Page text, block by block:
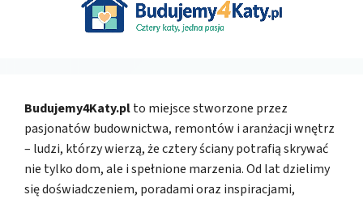
Budujemy4Katy.plto miejsce stworzone przez
pasjonatów budownictwa, remontów i aranżacji wnętrz
– ludzi, którzy wierzą, że cztery ściany potrafią skrywać
nie tylko dom, ale i spełnione marzenia. Od lat dzielimy
się doświadczeniem, poradami oraz inspiracjami,